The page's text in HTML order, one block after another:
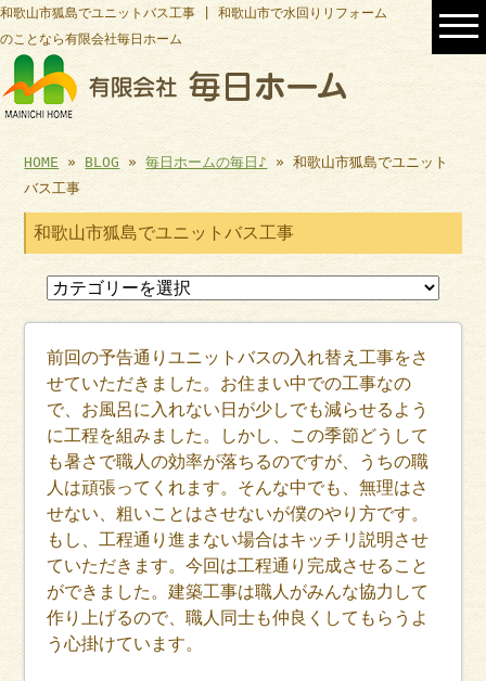
和歌山市狐島でユニットバス工事 | 和歌山市で水回りリフォーム
のことなら有限会社毎日ホーム
HOME » BLOG »毎日ホームの毎日♪ » 和歌山市狐島でユニット
バス工事
和歌山市狐島でユニットバス工事
前回の予告通りユニットバスの入れ替え工事をさ
せていただきました。お住まい中での工事なの
で、お風呂に入れない日が少しでも減らせるよう
に工程を組みました。しかし、この季節どうして
も暑さで職人の効率が落ちるのですが、うちの職
人は頑張ってくれます。そんな中でも、無理はさ
せない、粗いことはさせないが僕のやり方です。
もし、工程通り進まない場合はキッチリ説明させ
ていただきます。今回は工程通り完成させること
ができました。建築工事は職人がみんな協力して
作り上げるので、職人同士も仲良くしてもらうよ
う心掛けています。